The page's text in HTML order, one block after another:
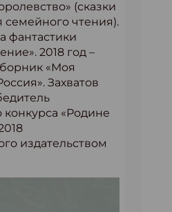
(сказки
семейного чтения).
фантастики
2018 год –
«Моя
Захватов
конкурса «Родине
издательством